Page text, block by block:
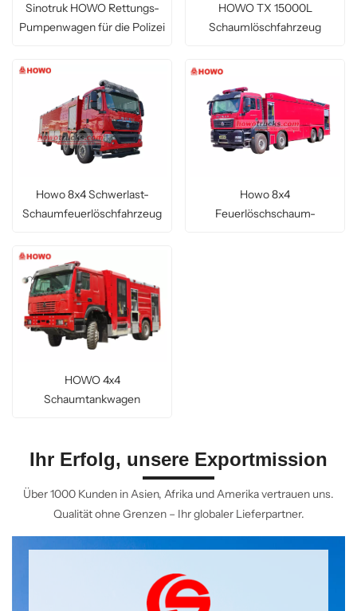
Sinotruk HOWO Rettungs-
Pumpenwagen für die Polizei
HOWO TX 15000L
Schaumlöschfahrzeug
Howo 8x4 Schwerlast-
Schaumfeuerlöschfahrzeug
Howo 8x4
Feuerlöschschaum-
HOWO 4x4
Schaumtankwagen
Ihr Erfolg, unsere Exportmission
Über 1000 Kunden in Asien, Afrika und Amerika vertrauen uns.
Qualität ohne Grenzen – Ihr globaler Lieferpartner.